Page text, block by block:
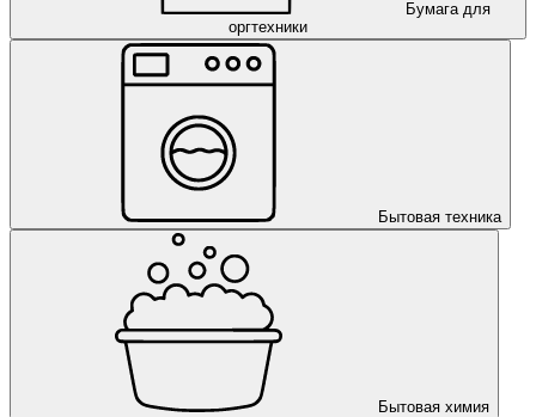
Бумага для
оргтехники
Бытовая техника
Бытовая химия